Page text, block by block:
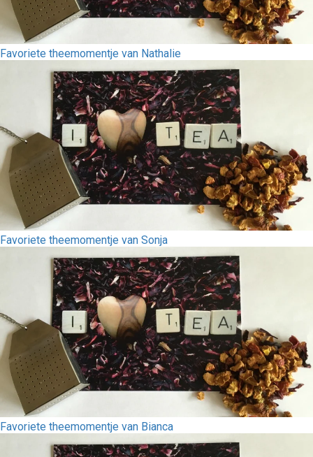
Favoriete theemomentje van Nathalie
Favoriete theemomentje van Sonja
Favoriete theemomentje van Bianca